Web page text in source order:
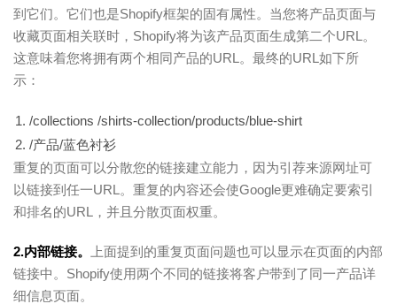
到它们。它们也是Shopify框架的固有属性。当您将产品页面与
收藏页面相关联时，Shopify将为该产品页面生成第二个URL。
这意味着您将拥有两个相同产品的URL。最终的URL如下所
示：
/collections /shirts-collection/products/blue-shirt
/产品/蓝色衬衫
重复的页面可以分散您的链接建立能力，因为引荐来源网址可
以链接到任一URL。重复的内容还会使Google更难确定要索引
和排名的URL，并且分散页面权重。
2.内部链接。
上面提到的重复页面问题也可以显示在页面的内部
链接中。Shopify使用两个不同的链接将客户带到了同一产品详
细信息页面。